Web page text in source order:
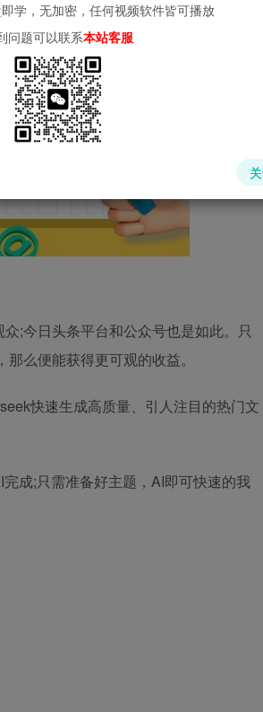
;今日头条平台和公众号也是如此。只
么便能获得更可观的收益。
快速生成高质量、引人注目的热门文
成;只需准备好主题，AI即可快速的我
学，无加密，任何视频软件皆可播放
问题可以联系本站客服